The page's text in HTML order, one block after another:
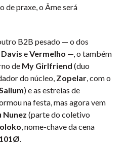
de praxe, o Âme será
B2B pesado — o dos
Davis eVermelho —, o também
de My Girlfriend (duo
do núcleo, Zopelar, com o
) e as estreias de
na festa, mas agora vem
Nunez (parte do coletivo
, nome-chave da cena
101Ø.